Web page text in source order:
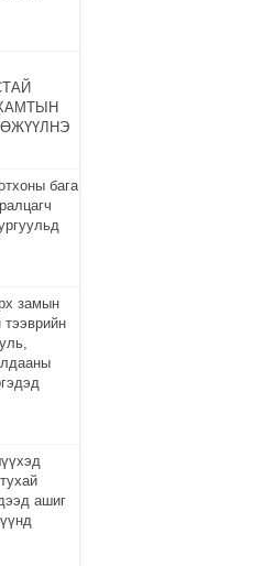
бага
замын
тээврийн
ашиг